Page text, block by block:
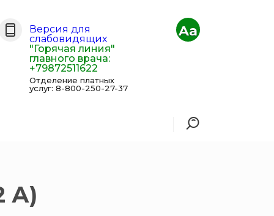
Версия для
слабовидящих
"Горячая линия"
главного врача:
+79872511622
Отделение платных
услуг: 8-800-250-27-37
Aa
А)